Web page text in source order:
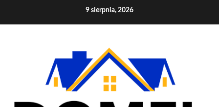
9 sierpnia, 2026